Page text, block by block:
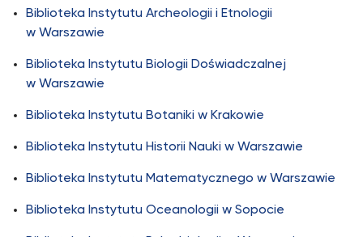
Biblioteka Instytutu Archeologii i Etnologii
w Warszawie
Biblioteka Instytutu Biologii Doświadczalnej
w Warszawie
Biblioteka Instytutu Botaniki w Krakowie
Biblioteka Instytutu Historii Nauki w Warszawie
Biblioteka Instytutu Matematycznego w Warszawie
Biblioteka Instytutu Oceanologii w Sopocie